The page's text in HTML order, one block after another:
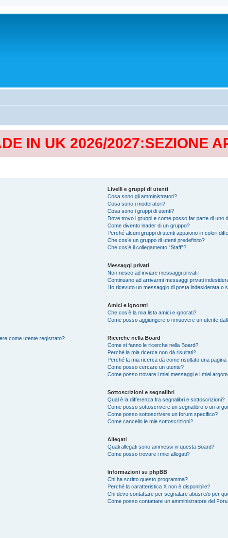
IN UK 2026/2027:SEZIONE
come utente registrato?
Livelli e gruppi di utenti
Cosa sono gli amministratori?
Cosa sono i moderatori?
Cosa sono i gruppi di utenti?
Dove trovo i gruppi e come posso far parte di uno
Come divento leader di un gruppo?
Perché alcuni gruppi di utenti appaiono in colori
Che cos’è un gruppo di utenti predefinito?
Che cos’è il collegamento “Staff”?
Messaggi privati
Non riesco ad inviare messaggi privati!
Continuano ad arrivarmi messaggi privati
Ho ricevuto un messaggio di posta indesiderata o
Amici e ignorati
Che cos’è la mia lista amici e ignorati?
Come posso aggiungere o rimuovere un utente
Ricerche nella Board
Come si fanno le ricerche nella Board?
Perché la mia ricerca non dà risultati?
Perché la mia ricerca dà come risultato una pagina
Come posso cercare un utente?
Come posso trovare i miei messaggi e i miei
Sottoscrizioni e segnalibri
Qual è la differenza fra segnalibri e sottoscrizioni?
Come posso sottoscrivere un segnalibro o un
Come posso sottoscrivere un forum specifico?
Come cancello le mie sottoscrizioni?
Allegati
Quali allegati sono ammessi in questa Board?
Come posso trovare i miei allegati?
Informazioni su phpBB
Chi ha scritto questo programma?
Perché la caratteristica X non è disponibile?
Chi devo contattare per segnalare abusi e/o per
Come posso contattare un amministratore del